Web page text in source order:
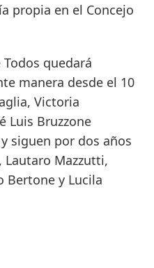
propia en el Concejo
quedará
manera desde el 10
Victoria
Luis Bruzzone
siguen por dos años
Lautaro Mazzutti,
Bertone y Lucila